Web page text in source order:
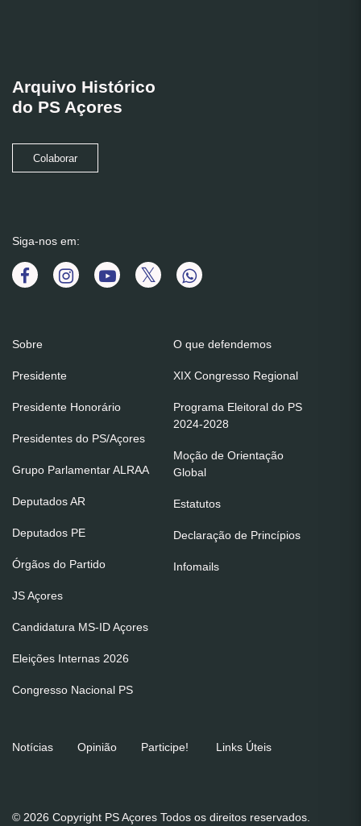
Arquivo Histórico
do PS Açores
Colaborar
Siga-nos em:
Sobre
Presidente
Presidente Honorário
Presidentes do PS/Açores
Grupo Parlamentar ALRAA
Deputados AR
Deputados PE
Órgãos do Partido
JS Açores
Candidatura MS-ID Açores
Eleições Internas 2026
Congresso Nacional PS
O que defendemos
XIX Congresso Regional
Programa Eleitoral do PS
2024-2028
Moção de Orientação
Global
Estatutos
Declaração de Princípios
Infomails
Notícias Opinião Participe! Links Úteis
© 2026 Copyright PS Açores Todos os direitos reservados.